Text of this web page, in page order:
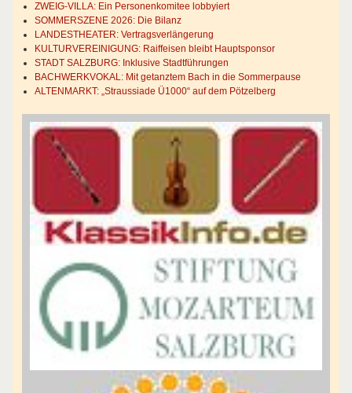
ZWEIG-VILLA: Ein Personenkomitee lobbyiert
SOMMERSZENE 2026: Die Bilanz
LANDESTHEATER: Vertragsverlängerung
KULTURVEREINIGUNG: Raiffeisen bleibt Hauptsponsor
STADT SALZBURG: Inklusive Stadtführungen
BACHWERKVOKAL: Mit getanztem Bach in die Sommerpause
ALTENMARKT: „Straussiade Ü1000“ auf dem Pötzelberg